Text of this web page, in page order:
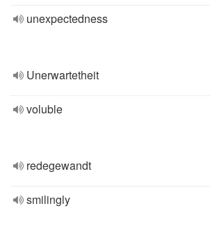
unexpectedness
Unerwartetheit
voluble
redegewandt
smilingly